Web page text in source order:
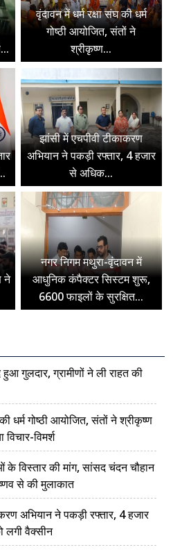
वृंदावन में धर्म रक्षा संघ की धर्म
गोष्ठी आयोजित, संतों ने
श्रीकृष्ण...
झांसी में एचपीवी टीकाकरण
अभियान ने पकड़ी रफ्तार, 4 हजार
से अधिक...
ने
नगर निगम मथुरा-वृंदावन में
आधुनिक कंपैक्टर सिस्टम शुरू,
6600 फाइलों के सुरक्षित...
गुलदार, ग्रामीणों ने ली राहत की
धर्म गोष्ठी आयोजित, संतों ने श्रीकृष्ण
विमर्श
के विस्तार की मांग, सांसद चंदन चौहान
से की मुलाकात
अभियान ने पकड़ी रफ्तार, 4 हजार
लगी वैक्सीन